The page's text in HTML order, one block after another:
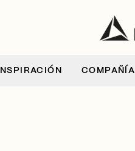
INSPIRACIÓN COMPAÑÍA